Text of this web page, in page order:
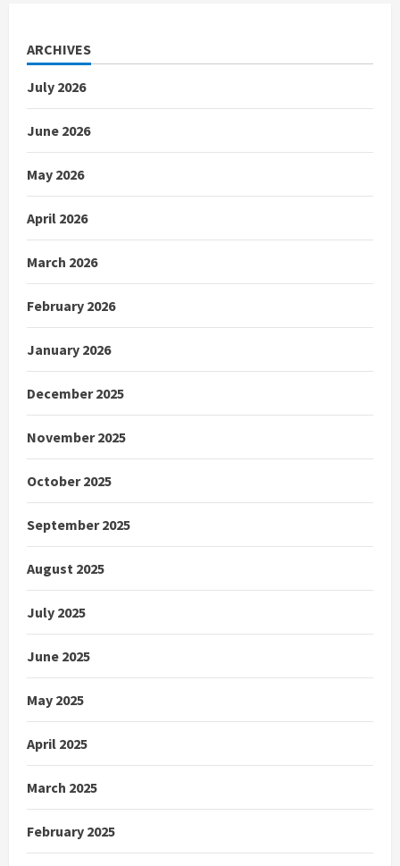
ARCHIVES
July 2026
June 2026
May 2026
April 2026
March 2026
February 2026
January 2026
December 2025
November 2025
October 2025
September 2025
August 2025
July 2025
June 2025
May 2025
April 2025
March 2025
February 2025